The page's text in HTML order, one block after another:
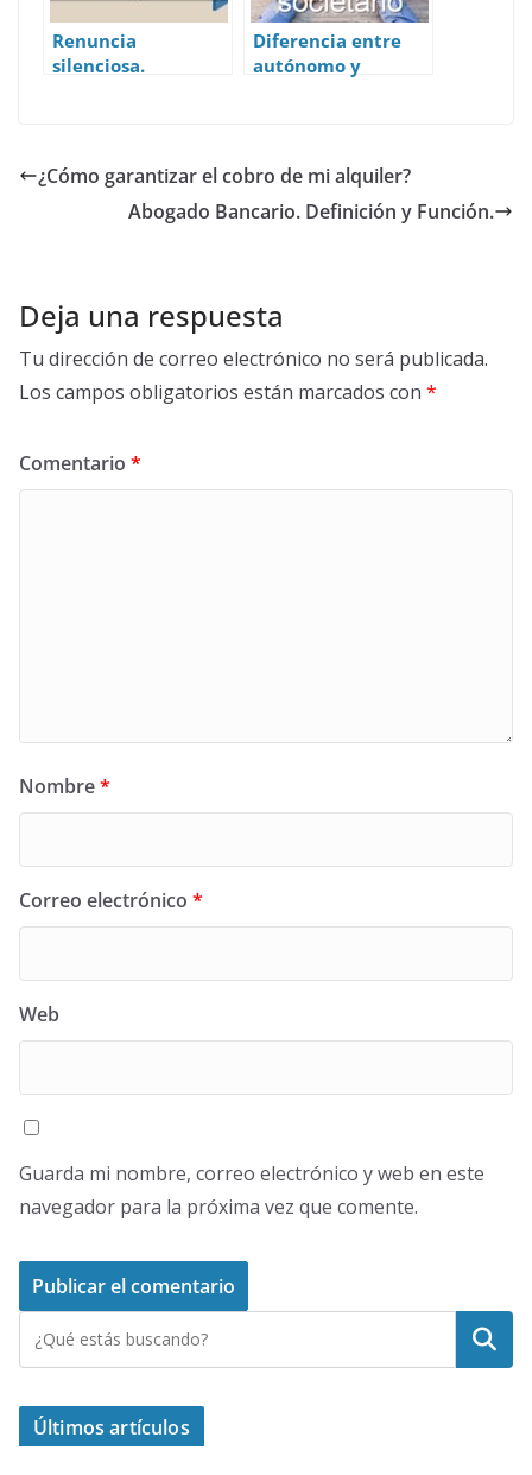
Renuncia
silenciosa.
Diferencia entre
autónomo y
¿Cómo garantizar el cobro de mi alquiler?
Abogado Bancario. Definición y Función.
Deja una respuesta
Tu dirección de correo electrónico no será publicada.
Los campos obligatorios están marcados con *
Comentario *
Nombre*
Correo electrónico *
Web
Guarda mi nombre, correo electrónico y web en este
navegador para la próxima vez que comente.
Buscar
Últimos artículos